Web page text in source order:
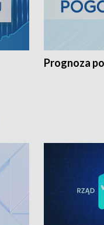
Prognoza